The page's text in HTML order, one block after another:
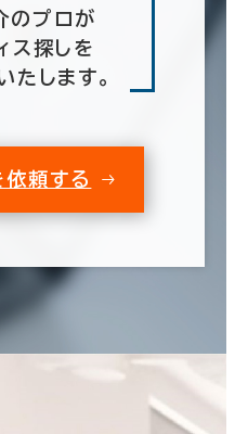
のプロが
ス探しを
たします。
依頼する